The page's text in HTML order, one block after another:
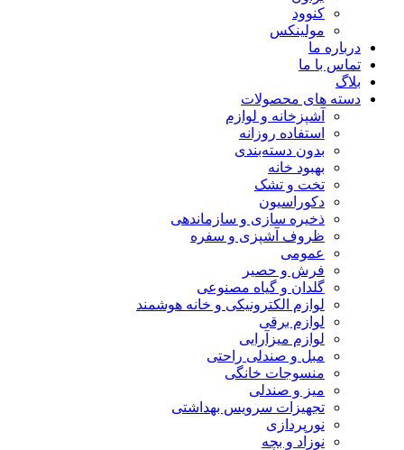
کنوود
مولینکس
درباره ما
تماس با ما
بلاگ
دسته های محصولات
آشپزخانه و لوازم
استفاده روزانه
بدون دسته‌بندی
بهبود خانه
تخت و تشک
دکوراسیون
ذخیره سازی و سازماندهی
ظروف آشپزی و سفره
عمومی
فرش و حصیر
گلدان و گیاه مصنوعی
لوازم الکترونیکی و خانه هوشمند
لوازم برقی
لوازم میزآرایی
مبل و صندلی راحتی
منسوجات خانگی
میز و صندلی
تجهیزات سرویس بهداشتی
نورپردازی
نوزاد و بچه